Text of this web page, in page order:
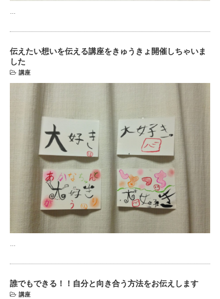
…
伝えたい想いを伝える講座をきゅうきょ開催しちゃいま
した
講座
…
誰でもできる！！自分と向き合う方法をお伝えします
講座